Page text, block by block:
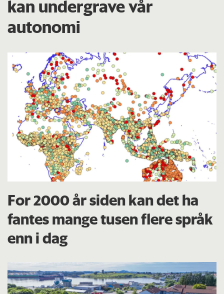
kan undergrave vår
autonomi
For 2000 år siden kan det ha
fantes mange tusen flere språk
enn i dag